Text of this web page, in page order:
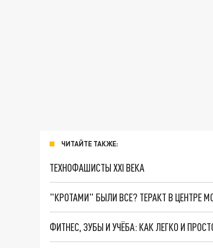
ЧИТАЙТЕ ТАКЖЕ:
ТЕХНОФАШИСТЫ XXI ВЕКА
"КРОТАМИ" БЫЛИ ВСЕ? ТЕРАКТ В ЦЕНТРЕ